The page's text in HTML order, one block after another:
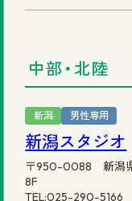
中部・北陸
新潟 男性専用
新潟スタジオ
〒950-0088 新潟
8F
TEL:025-290-5166